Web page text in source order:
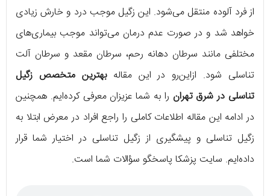
از فرد آلوده منتقل می‌شود. این زگیل موجب درد و خارش زیادی
خواهد شد و در صورت عدم درمان می‌تواند موجب بیماری‌های
مختلفی مانند سرطان دهانه رحم، سرطان مقعد و سرطان آلت
تناسلی شود. ازاین‌رو در این مقالهبهترین متخصص زگیل
تناسلی در شرق تهران را به شما عزیزان معرفی کرده‌ایم. همچنین
در ادامه این مقاله اطلاعات کاملی را راجع افراد در معرض ابتلا به
زگیل تناسلی و پیشگیری از زگیل تناسلی در اختیار شما قرار
داده‌ایم. سایت پزشکا پاسخگو سؤالات شما است.